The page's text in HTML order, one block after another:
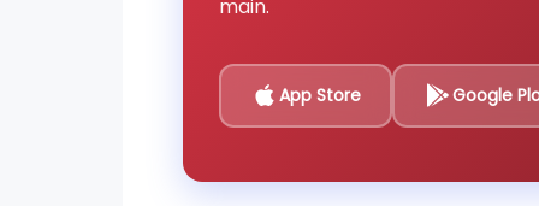
main.
App Store Google